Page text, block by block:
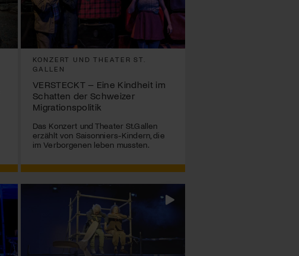
KONZERT UND THEATER ST.
GALLEN
VERSTECKT – Eine Kindheit im
Schatten der Schweizer
Migrationspolitik
Das Konzert und Theater St.Gallen
erzählt von Saisonniers-Kindern, die
im Verborgenen leben mussten.